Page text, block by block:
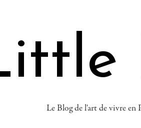
Le Blog de l'art de vivre en